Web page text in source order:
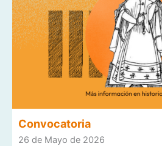
Convocatoria
26 de Mayo de 2026